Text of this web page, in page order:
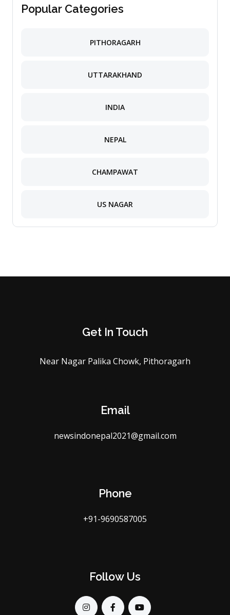
Popular Categories
PITHORAGARH
UTTARAKHAND
INDIA
NEPAL
CHAMPAWAT
US NAGAR
Get In Touch
Near Nagar Palika Chowk, Pithoragarh
Email
newsindonepal2021@gmail.com
Phone
+91-9690587005
Follow Us